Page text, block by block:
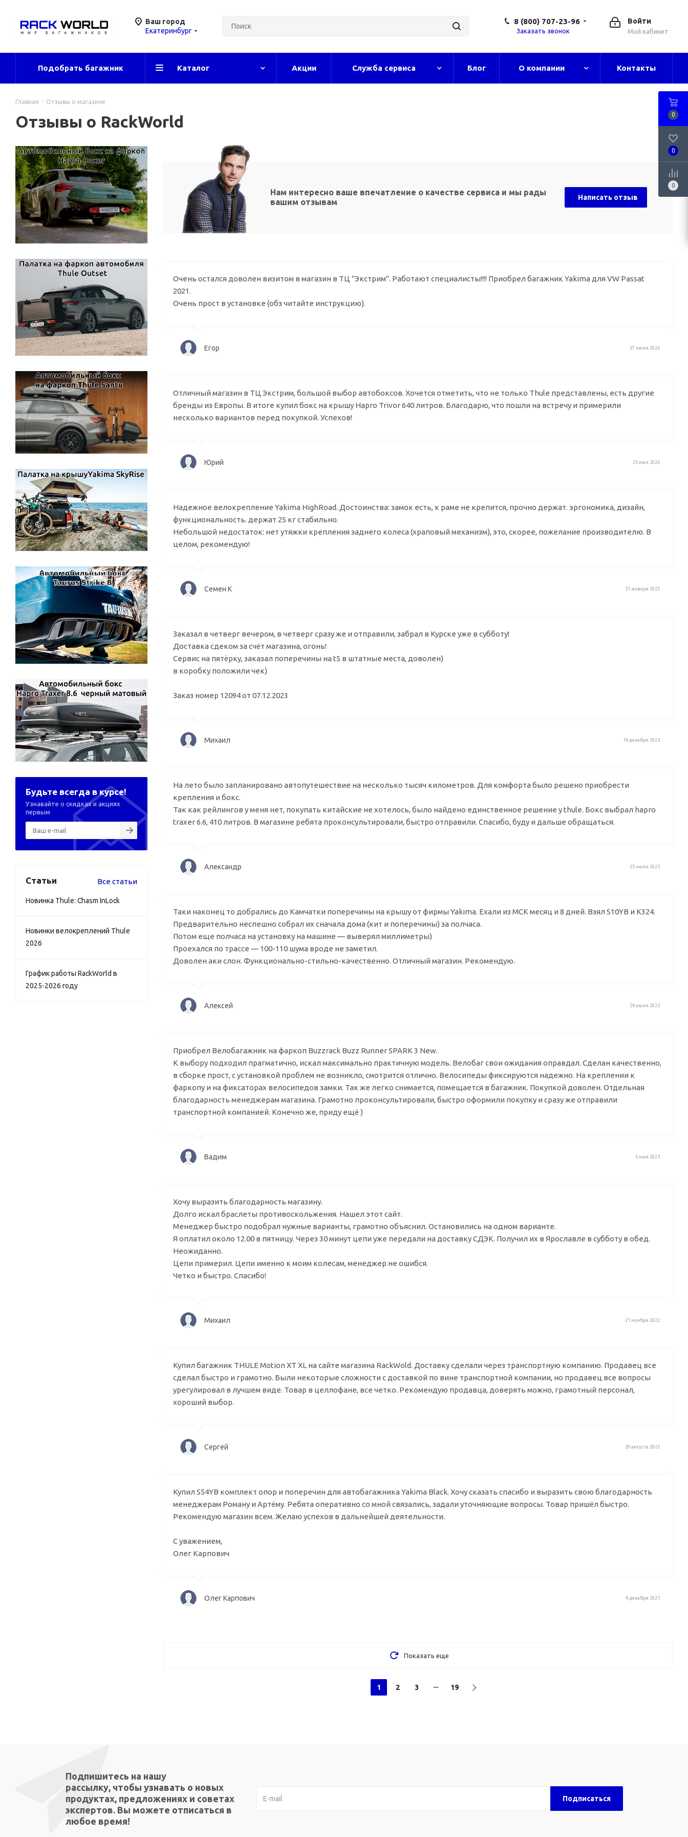
Ваш город
Екатеринбург
Войти
Мой кабинет
8 (800) 707-23-96
Заказать звонок
Подобрать багажник Каталог Акции Служба сервиса Блог О компании Контакты
Главная - Отзывы о магазине
Отзывы о RackWorld
Нам интересно ваше впечатление о качестве сервиса и мы рады
вашим отзывам
Написать отзыв
Очень остался доволен визитом в магазин в ТЦ "Экстрим". Работают специалисты!!!! Приобрел багажник Yakima для VW Passat
2021.
Очень прост в установке (обз читайте инструкцию).
Егор 27 июля 2026
Отличный магазин в ТЦ Экстрим, большой выбор автобоксов. Хочется отметить, что не только Thule представлены, есть другие
бренды из Европы. В итоге купил бокс на крышу Hapro Trivor 640 литров. Благодарю, что пошли на встречу и примерили
несколько вариантов перед покупкой. Успехов!
Юрий 25 мая 2026
Надежное велокрепление Yakima HighRoad. Достоинства: замок есть, к раме не крепится, прочно держат. эргономика, дизайн,
функциональность. держат 25 кг стабильно.
Небольшой недостаток: нет утяжки крепления заднего колеса (храповый механизм), это, скорее, пожелание производителю. В
целом, рекомендую!
Семен K 31 января 2025
Заказал в четверг вечером, в четверг сразу же и отправили, забрал в Курске уже в субботу!
Доставка сдеком за счёт магазина, огонь!
Сервис на пятёрку, заказал поперечины на t5 в штатные места, доволен)
в коробку положили чек)
Заказ номер 12094 от 07.12.2023
Михаил 14 декабря 2023
На лето было запланировано автопутешествие на несколько тысяч километров. Для комфорта было решено приобрести
крепления и бокс.
Так как рейлингов у меня нет, покупать китайские не хотелось, было найдено единственное решение у thule. Бокс выбрал hapro
traxer 6.6, 410 литров. В магазине ребята проконсультировали, быстро отправили. Спасибо, буду и дальше обращаться.
Александр 25 июля 2023
Таки наконец то добрались до Камчатки поперечины на крышу от фирмы Yakima. Ехали из МСК месяц и 8 дней. Взял S10YB и К324.
Предварительно неспешно собрал их сначала дома (кит и поперечины) за полчаса.
Потом еще полчаса на установку на машине — выверял миллиметры)
Проехался по трассе — 100-110 шума вроде не заметил.
Доволен аки слон. Функционально-стильно-качественно. Отличный магазин. Рекомендую.
Алексей 24 июля 2023
Приобрел Велобагажник на фаркоп Buzzrack Buzz Runner SPARK 3 New.
К выбору подходил прагматично, искал максимально практичную модель. Велобаг свои ожидания оправдал. Сделан качественно,
в сборке прост, с установкой проблем не возникло, смотрится отлично. Велосипеды фиксируются надежно. На креплении к
фаркопу и на фиксаторах велосипедов замки. Так же легко снимается, помещается в багажник. Покупкой доволен. Отдельная
благодарность менеджерам магазина. Грамотно проконсультировали, быстро оформили покупку и сразу же отправили
транспортной компанией. Конечно же, приду ещё )
Вадим 6 мая 2023
Хочу выразить благодарность магазину.
Долго искал браслеты противоскольжения. Нашел этот сайт.
Менеджер быстро подобрал нужные варианты, грамотно объяснил. Остановились на одном варианте.
Я оплатил около 12.00 в пятницу. Через 30 минут цепи уже передали на доставку СДЭК. Получил их в Ярославле в субботу в обед.
Неожиданно.
Цепи примерил. Цепи именно к моим колесам, менеджер не ошибся.
Четко и быстро. Спасибо!
Михаил 21 ноября 2022
Купил багажник THULE Motion XT XL на сайте магазина RackWold. Доставку сделали через транспортную компанию. Продавец все
сделал быстро и грамотно. Были некоторые сложности с доставкой по вине транспортной компании, но продавец все вопросы
урегулировал в лучшем виде. Товар в целлофане, все четко. Рекомендую продавца, доверять можно, грамотный персонал,
хороший выбор.
Сергей 29 августа 2022
Купил S54YB комплект опор и поперечин для автобагажника Yakima Black. Хочу cказать спасибо и выразить свою благодарность
менеджерам Роману и Артёму. Ребята оперативно со мной связались, задали уточняющие вопросы. Товар пришёл быстро.
Рекомендую магазин всем. Желаю успехов в дальнейшей деятельности.
C уважением,
Олег Карпович
Олег Карпович 4 декабря 2021
Показать еще
1 2 3 19
Будьте всегда в курсе!
Узнавайте о скидках и акциях
первым
Статьи Все статьи
Новинка Thule: Chasm InLock
Новинки велокреплений Thule
2026
График работы RackWorld в
2025-2026 году
Подпишитесь на нашу
рассылку, чтобы узнавать о новых
продуктах, предложениях и советах
экспертов. Вы можете отписаться в
любое время!
0
0
0